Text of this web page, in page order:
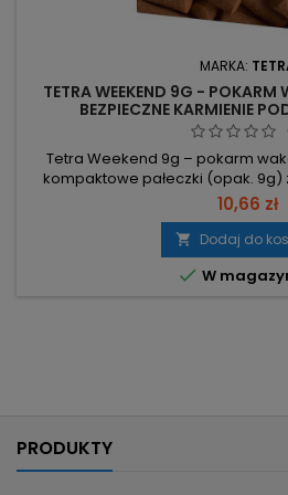
MARKA:
TETRA WEEKEND 9G - POKARM
BEZPIECZNE KARMIENIE
Tetra Weekend 9g – pokarm
kompaktowe pałeczki (opak.
odżywianie podczas nieobecności.
– porcja na krótkie wyjazdy, łatwe
zawartość minerałów i białka –
przez 6 dni. Proste dawkowanie
wody i liczby
10,66 zł
 Dodaj do
 W
PRODUKTY